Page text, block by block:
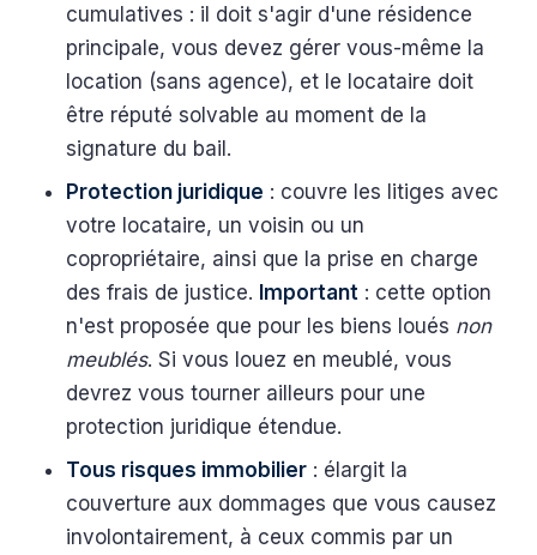
cumulatives : il doit s'agir d'une résidence
principale, vous devez gérer vous-même la
location (sans agence), et le locataire doit
être réputé solvable au moment de la
signature du bail.
Protection juridique : couvre les litiges avec
votre locataire, un voisin ou un
copropriétaire, ainsi que la prise en charge
des frais de justice. Important : cette option
n'est proposée que pour les biens loués non
meublés. Si vous louez en meublé, vous
devrez vous tourner ailleurs pour une
protection juridique étendue.
Tous risques immobilier : élargit la
couverture aux dommages que vous causez
involontairement, à ceux commis par un